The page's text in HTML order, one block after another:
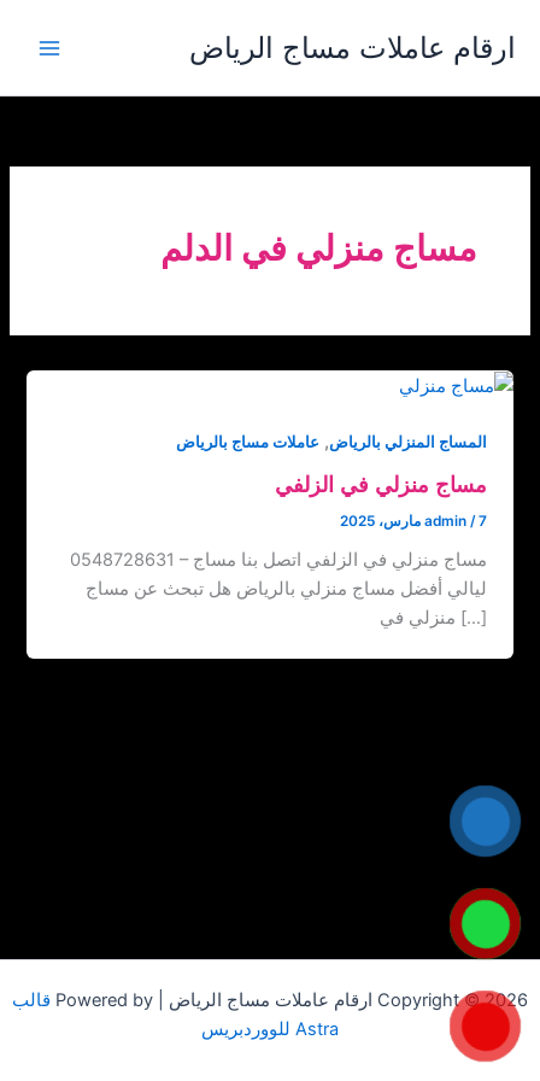
المحتوى
ارقام عاملات مساج الرياض
مساج منزلي في الدلم
المساج المنزلي بالرياض, عاملات مساج بالرياض
مساج منزلي في الزلفي
admin /7 مارس، 2025
مساج منزلي في الزلفي اتصل بنا ‏‪0548728631 – مساج
ليالي أفضل مساج منزلي بالرياض هل تبحث عن مساج
منزلي في […]
Copyright © 2026 ارقام عاملات مساج الرياض | Powered by
قالب
Astra للووردبريس